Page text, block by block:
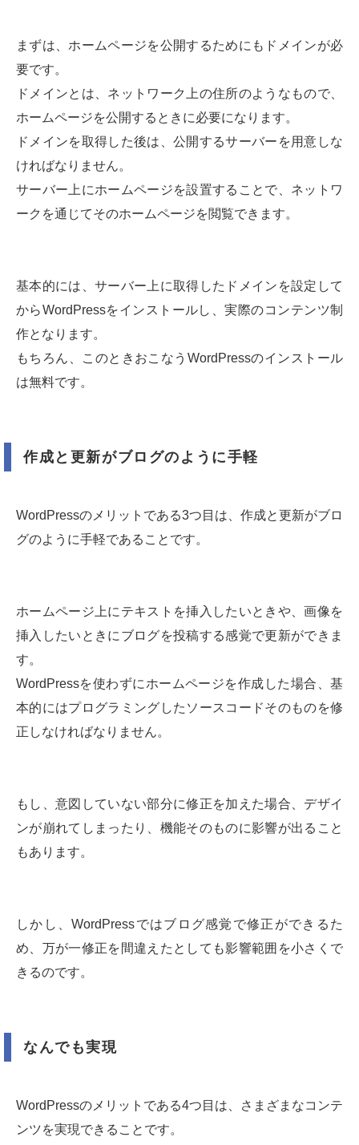
まずは、ホームページを公開するためにもドメインが必
要です。
ドメインとは、ネットワーク上の住所のようなもので、
ホームページを公開するときに必要になります。
ドメインを取得した後は、公開するサーバーを用意しな
ければなりません。
サーバー上にホームページを設置することで、ネットワ
ークを通じてそのホームページを閲覧できます。
基本的には、サーバー上に取得したドメインを設定して
からWordPressをインストールし、実際のコンテンツ制
作となります。
もちろん、このときおこなうWordPressのインストール
は無料です。
作成と更新がブログのように手軽
WordPressのメリットである3つ目は、作成と更新がブロ
グのように手軽であることです。
ホームページ上にテキストを挿入したいときや、画像を
挿入したいときにブログを投稿する感覚で更新ができま
す。
WordPressを使わずにホームページを作成した場合、基
本的にはプログラミングしたソースコードそのものを修
正しなければなりません。
もし、意図していない部分に修正を加えた場合、デザイ
ンが崩れてしまったり、機能そのものに影響が出ること
もあります。
しかし、WordPressではブログ感覚で修正ができるた
め、万が一修正を間違えたとしても影響範囲を小さくで
きるのです。
なんでも実現
WordPressのメリットである4つ目は、さまざまなコンテ
ンツを実現できることです。